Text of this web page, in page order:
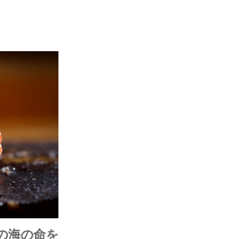
海の命を